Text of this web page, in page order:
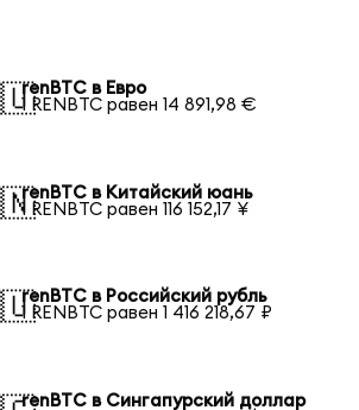
renBTC в Евро
1 RENBTC равен 14 891,98 €
renBTC в Китайский юань
1 RENBTC равен 116 152,17 ¥
renBTC в Российский рубль
1 RENBTC равен 1 416 218,67 ₽
renBTC в Сингапурский доллар